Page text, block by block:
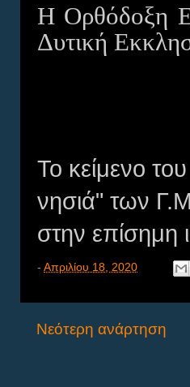
Η Ορθόδοξη
Δυτική
Το κείμενο
νησιά" των
στην επίσημη
- Απριλίου 18, 2020
Νεότερη ανάρτηση